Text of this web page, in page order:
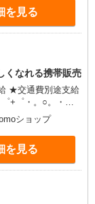
を見る
くなれる携帯販売
★交通費別途支給
紹介
2回払
・。○。・゜
ショップ
を見る